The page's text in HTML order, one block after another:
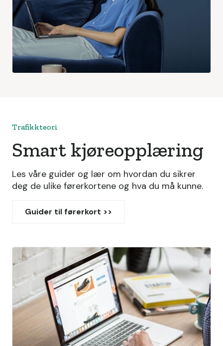
Trafikkteori
Smart kjøreopplæring
Les våre guider og lær om hvordan du sikrer
deg de ulike førerkortene og hva du må kunne.
Guider til førerkort >>